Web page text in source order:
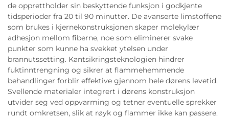
de opprettholder sin beskyttende funksjon i godkjente
tidsperioder fra 20 til 90 minutter. De avanserte limstoffene
som brukes i kjernekonstruksjonen skaper molekylær
adhesjon mellom fiberne, noe som eliminerer svake
punkter som kunne ha svekket ytelsen under
brannutssetting. Kantsikringsteknologien hindrer
fuktinntrengning og sikrer at flammehemmende
behandlinger forblir effektive gjennom hele dørens levetid.
Svellende materialer integrert i dørens konstruksjon
utvider seg ved oppvarming og tetner eventuelle sprekker
rundt omkretsen, slik at røyk og flammer ikke kan passere.